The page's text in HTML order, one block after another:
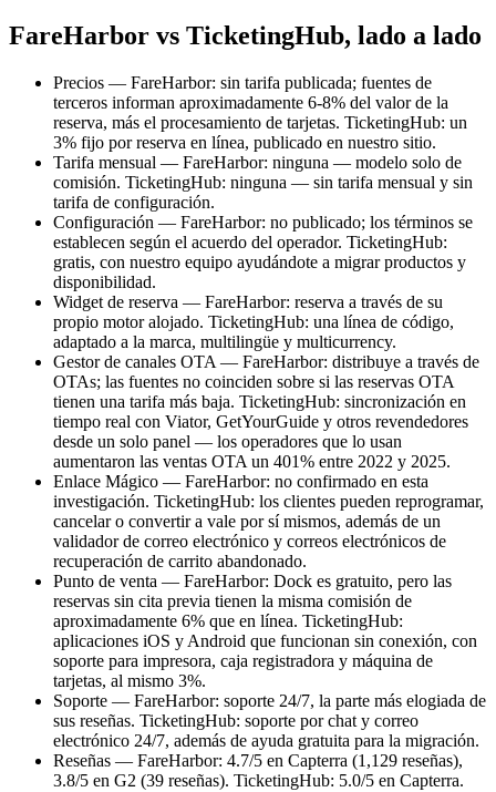
FareHarbor vs TicketingHub, lado a lado
Precios — FareHarbor: sin tarifa publicada; fuentes de
terceros informan aproximadamente 6-8% del valor de la
reserva, más el procesamiento de tarjetas. TicketingHub: un
3% fijo por reserva en línea, publicado en nuestro sitio.
Tarifa mensual — FareHarbor: ninguna — modelo solo de
comisión. TicketingHub: ninguna — sin tarifa mensual y sin
tarifa de configuración.
Configuración — FareHarbor: no publicado; los términos se
establecen según el acuerdo del operador. TicketingHub:
gratis, con nuestro equipo ayudándote a migrar productos y
disponibilidad.
Widget de reserva — FareHarbor: reserva a través de su
propio motor alojado. TicketingHub: una línea de código,
adaptado a la marca, multilingüe y multicurrency.
Gestor de canales OTA — FareHarbor: distribuye a través de
OTAs; las fuentes no coinciden sobre si las reservas OTA
tienen una tarifa más baja. TicketingHub: sincronización en
tiempo real con Viator, GetYourGuide y otros revendedores
desde un solo panel — los operadores que lo usan
aumentaron las ventas OTA un 401% entre 2022 y 2025.
Enlace Mágico — FareHarbor: no confirmado en esta
investigación. TicketingHub: los clientes pueden reprogramar,
cancelar o convertir a vale por sí mismos, además de un
validador de correo electrónico y correos electrónicos de
recuperación de carrito abandonado.
Punto de venta — FareHarbor: Dock es gratuito, pero las
reservas sin cita previa tienen la misma comisión de
aproximadamente 6% que en línea. TicketingHub:
aplicaciones iOS y Android que funcionan sin conexión, con
soporte para impresora, caja registradora y máquina de
tarjetas, al mismo 3%.
Soporte — FareHarbor: soporte 24/7, la parte más elogiada de
sus reseñas. TicketingHub: soporte por chat y correo
electrónico 24/7, además de ayuda gratuita para la migración.
Reseñas — FareHarbor: 4.7/5 en Capterra (1,129 reseñas),
3.8/5 en G2 (39 reseñas). TicketingHub: 5.0/5 en Capterra.